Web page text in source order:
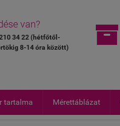
van?
34 22 (hétfőtől-
8-14 óra között)

tartalma Mérettáblázat